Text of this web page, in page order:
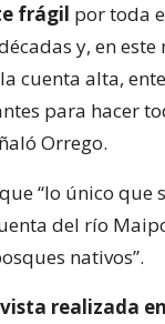
frágil por toda
y, en
cuenta alta,
para hacer
Orrego.
“lo único que
del río
nativos”.
realizada